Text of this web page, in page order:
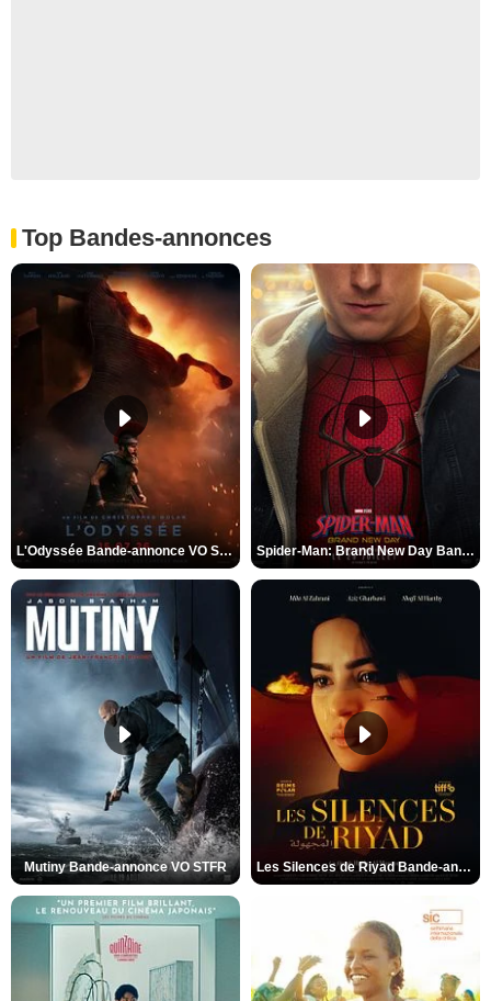
Top Bandes-annonces
L'Odyssée Bande-annonce VO STFR Spider-Man: Brand New Day Bande-annonce VO STFR
Mutiny Bande-annonce VO STFR Les Silences de Riyad Bande-annonce VO STFR